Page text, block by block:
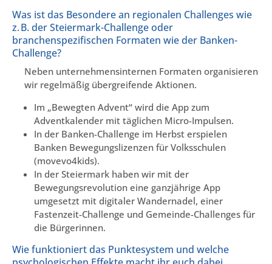
Was ist das Besondere an regionalen Challenges wie
z. B. der Steiermark-Challenge oder
branchenspezifischen Formaten wie der Banken-
Challenge?
Neben unternehmensinternen Formaten organisieren
wir regelmäßig übergreifende Aktionen.
Im „Bewegten Advent“ wird die App zum
Adventkalender mit täglichen Micro-Impulsen.
In der Banken-Challenge im Herbst erspielen
Banken Bewegungslizenzen für Volksschulen
(movevo4kids).
In der Steiermark haben wir mit der
Bewegungsrevolution eine ganzjährige App
umgesetzt mit digitaler Wandernadel, einer
Fastenzeit-Challenge und Gemeinde-Challenges für
die Bürgerinnen.
Wie funktioniert das Punktesystem und welche